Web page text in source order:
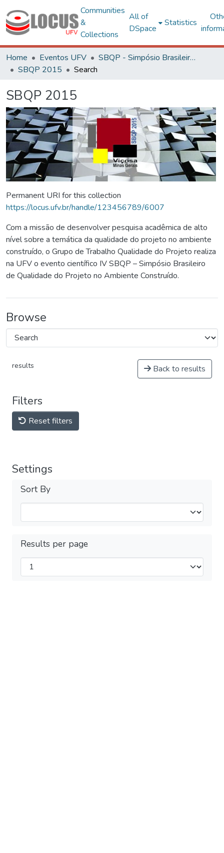
Communities
&
Collections
All of
DSpace
Statistics
Home Eventos UFV
SBQP - Simpósio Brasileiro de Qualidade do Projeto no Ambiente Construído
SBQP 2015
Search
SBQP 2015
Permanent URI for this collection
https://locus.ufv.br/handle/123456789/6007
Com a missão de desenvolver pesquisa acadêmica de alto
nível sobre a temática da qualidade do projeto no ambiente
construído, o Grupo de Trabalho Qualidade do Projeto realiza
na UFV o evento científico IV SBQP – Simpósio Brasileiro
de Qualidade do Projeto no Ambiente Construído.
Browse
results Back to results
Filters
Reset filters
Settings
Sort By
Results per page